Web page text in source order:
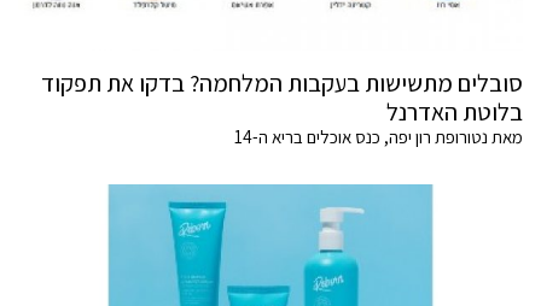
סובלים מתשישות בעקבות המלחמה? בדקו את תפקוד
בלוטת האדרנל
מאת נטורופת רון יפה, כנס אוכלים בריא ה-14